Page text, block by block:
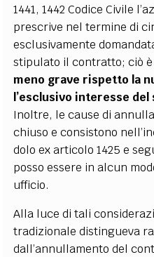
1441, 1442 Codice Civile
prescrive nel termine di
esclusivamente
stipulato il contratto; ciò è
meno grave rispetto la
l’esclusivo interesse
Inoltre, le cause di
chiuso e consistono
dolo ex articolo 1425 e
posso essere in alcun
ufficio.
Alla luce di tali
tradizionale distingueva
dall’annullamento del